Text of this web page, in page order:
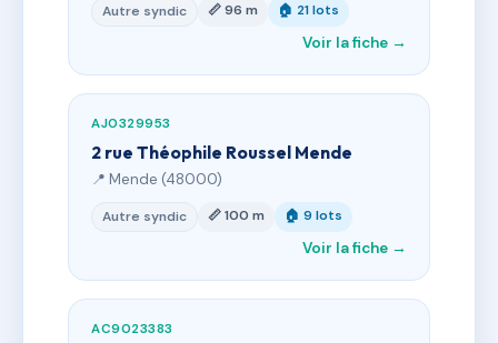
Autre syndic 📏 96 m 🏠 21 lots
Voir la fiche →
AJ0329953
2 rue Théophile Roussel Mende
📍 Mende (48000)
Autre syndic 📏 100 m 🏠 9 lots
Voir la fiche →
AC9023383